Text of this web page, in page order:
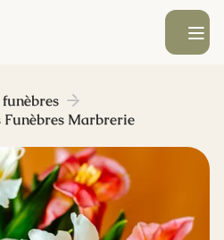
Ouvrir le
Funèbres Marbrerie